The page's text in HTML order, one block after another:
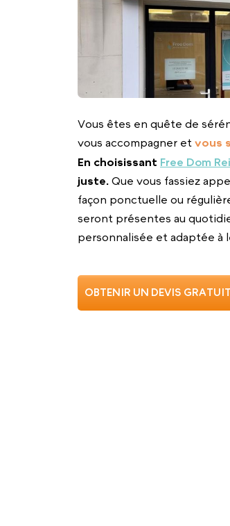
Vous êtes en quête de
vous accompagner et vous
En choisissant Free Dom
juste. Que vous fassiez
façon ponctuelle ou
seront présentes au
personnalisée et adaptée à
OBTENIR UN DEVIS GRATUIT